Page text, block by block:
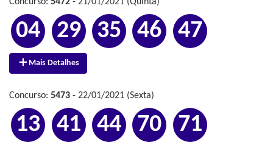
04 29 35 46 47
Mais Detalhes
Concurso: 5473 - 22/01/2021 (Sexta)
13 41 44 70 71